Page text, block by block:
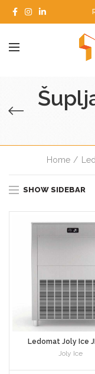
Home
SHOW SIDEBAR
Ledomat Joly Ice
Joly Ice